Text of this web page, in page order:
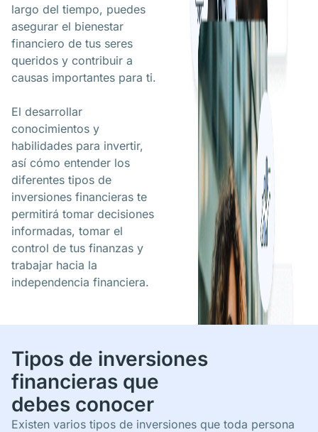
largo del tiempo, puedes
asegurar el bienestar
financiero de tus seres
queridos y contribuir a
causas importantes para ti.
El desarrollar
conocimientos y
habilidades para invertir,
así cómo entender los
diferentes tipos de
inversiones financieras te
permitirá tomar decisiones
informadas, tomar el
control de tus finanzas y
trabajar hacia la
independencia financiera.
Tipos de inversiones
financieras que
debes conocer
Existen varios tipos de inversiones que toda persona